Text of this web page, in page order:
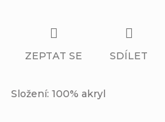
Složení: 100% akryl
ZEPTAT SE SDÍLET